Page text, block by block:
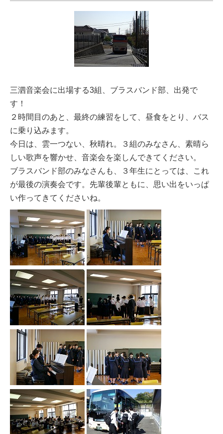
三泗音楽会に出場する3組、ブラスバンド部、出発で
す！
２時間目のあと、最終の練習をして、昼食をとり、バス
に乗り込みます。
今日は、雲一つない、秋晴れ。３組のみなさん、素晴ら
しい歌声を響かせ、音楽会を楽しんできてください。
ブラスバンド部のみなさんも、３年生にとっては、これ
が最後の演奏会です。先輩後輩ともに、思い出をいっぱ
い作ってきてくださいね。